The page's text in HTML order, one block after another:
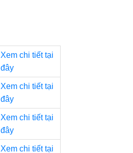
Xem chi tiết tại
đây
Xem chi tiết tại
đây
Xem chi tiết tại
đây
Xem chi tiết tại